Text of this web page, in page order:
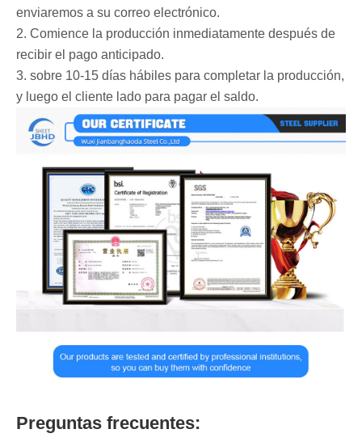
enviaremos a su correo electrónico.
2. Comience la producción inmediatamente después de
recibir el pago anticipado.
3. sobre 10-15 días hábiles para completar la producción,
y luego el cliente lado para pagar el saldo.
Preguntas frecuentes: